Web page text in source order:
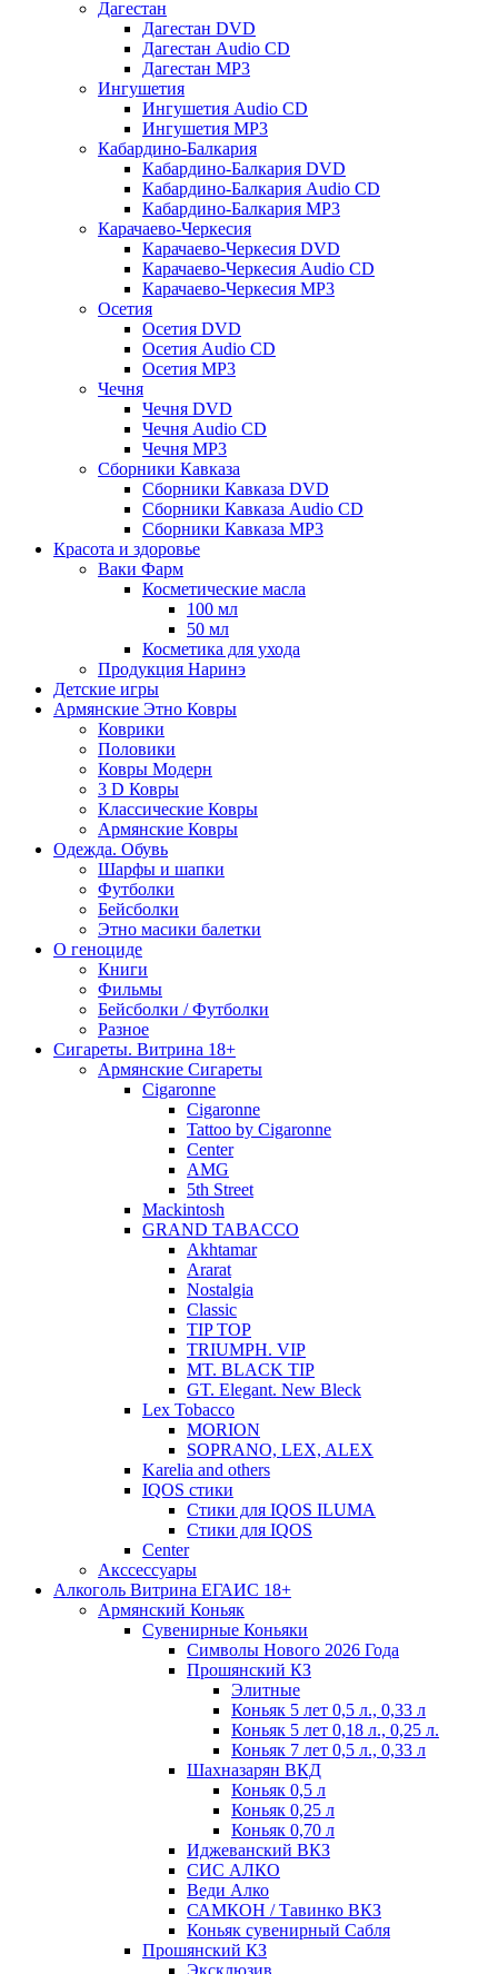
Дагестан
Дагестан DVD
Дагестан Audio CD
Дагестан MP3
Ингушетия
Ингушетия Audio CD
Ингушетия MP3
Кабардино-Балкария
Кабардино-Балкария DVD
Кабардино-Балкария Audio CD
Кабардино-Балкария MP3
Карачаево-Черкесия
Карачаево-Черкесия DVD
Карачаево-Черкесия Audio CD
Карачаево-Черкесия MP3
Осетия
Осетия DVD
Осетия Audio CD
Осетия MP3
Чечня
Чечня DVD
Чечня Audio CD
Чечня MP3
Сборники Кавказа
Сборники Кавказа DVD
Сборники Кавказа Audio CD
Сборники Кавказа MP3
Красота и здоровье
Ваки Фарм
Косметические масла
100 мл
50 мл
Косметика для ухода
Продукция Наринэ
Детские игры
Армянские Этно Ковры
Коврики
Половики
Ковры Модерн
3 D Ковры
Классические Ковры
Армянские Ковры
Одежда. Обувь
Шарфы и шапки
Футболки
Бейсболки
Этно масики балетки
О геноциде
Книги
Фильмы
Бейсболки / Футболки
Разное
Сигареты. Витрина 18+
Армянские Сигареты
Cigaronne
Cigaronne
Tattoo by Cigaronne
Center
AMG
5th Street
Mackintosh
GRAND TABACCO
Akhtamar
Ararat
Nostalgia
Classic
TIP TOP
TRIUMPH. VIP
MT. BLACK TIP
GT. Elegant. New Bleck
Lex Tobacco
MORION
SOPRANO, LEX, ALEX
Karelia and others
IQOS стики
Стики для IQOS ILUMA
Стики для IQOS
Сenter
Акссессуары
Алкоголь Витрина ЕГАИС 18+
Армянский Коньяк
Сувенирные Коньяки
Символы Нового 2026 Года
Прошянский КЗ
Элитные
Коньяк 5 лет 0,5 л., 0,33 л
Коньяк 5 лет 0,18 л., 0,25 л.
Коньяк 7 лет 0,5 л., 0,33 л
Шахназарян ВКД
Коньяк 0,5 л
Коньяк 0,25 л
Коньяк 0,70 л
Иджеванский ВКЗ
СИС АЛКО
Веди Алко
САМКОН / Тавинко ВКЗ
Коньяк сувенирный Сабля
Прошянский КЗ
Эксклюзив